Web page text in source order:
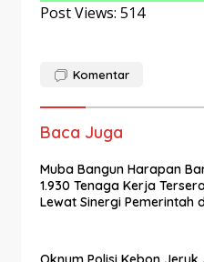
Post Views: 514
Komentar
Baca Juga
Muba Bangun Harapan
1.930 Tenaga Kerja
Lewat Sinergi Pemerintah